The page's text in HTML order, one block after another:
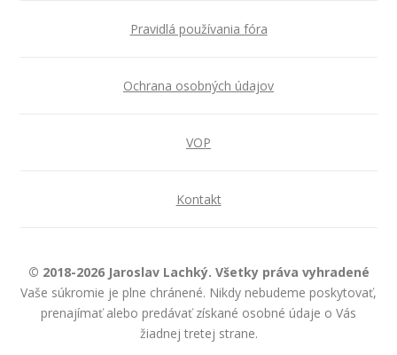
Pravidlá používania fóra
Ochrana osobných údajov
VOP
Kontakt
© 2018-2026 Jaroslav Lachký. Všetky práva vyhradené
Vaše súkromie je plne chránené. Nikdy nebudeme poskytovať,
prenajímať alebo predávať získané osobné údaje o Vás
žiadnej tretej strane.